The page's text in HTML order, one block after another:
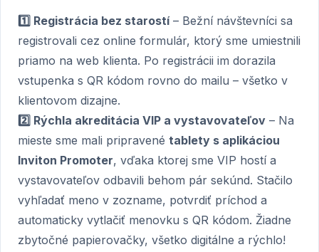
1️⃣ Registrácia bez starostí– Bežní návštevníci sa
registrovali cez online formulár, ktorý sme umiestnili
priamo na web klienta. Po registrácii im dorazila
vstupenka s QR kódom rovno do mailu – všetko v
klientovom dizajne.
2️⃣ Rýchla akreditácia VIP a vystavovateľov – Na
mieste sme mali pripravené tablety s aplikáciou
Inviton Promoter, vďaka ktorej sme VIP hostí a
vystavovateľov odbavili behom pár sekúnd. Stačilo
vyhľadať meno v zozname, potvrdiť príchod a
automaticky vytlačiť menovku s QR kódom. Žiadne
zbytočné papierovačky, všetko digitálne a rýchlo!